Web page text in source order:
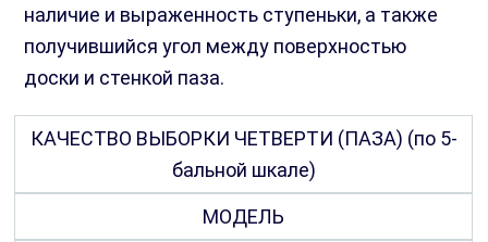
наличие и выраженность ступеньки, а также
получившийся угол между поверхностью
доски и стенкой паза.
КАЧЕСТВО ВЫБОРКИ ЧЕТВЕРТИ (ПАЗА) (по 5-
бальной шкале)
МОДЕЛЬ